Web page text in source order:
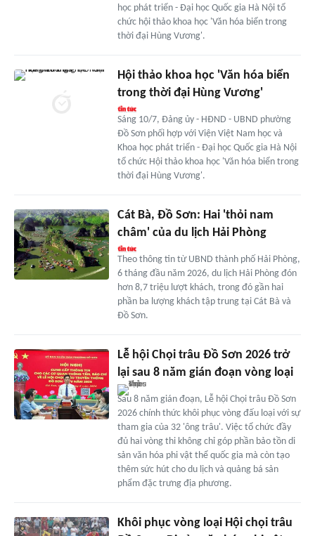
học phát triển - Đại học Quốc gia Hà Nội tổ
chức hội thảo khoa học 'Văn hóa biển trong
thời đại Hùng Vương'.
Hội thảo khoa học 'Văn hóa biển
trong thời đại Hùng Vương'
Sáng 10/7, Đảng ủy - HĐND - UBND phường
Đồ Sơn phối hợp với Viện Việt Nam học và
Khoa học phát triển - Đại học Quốc gia Hà Nội
tổ chức Hội thảo khoa học 'Văn hóa biển trong
thời đại Hùng Vương'.
Cát Bà, Đồ Sơn: Hai 'thỏi nam
châm' của du lịch Hải Phòng
Theo thông tin từ UBND thành phố Hải Phòng,
6 tháng đầu năm 2026, du lịch Hải Phòng đón
hơn 8,7 triệu lượt khách, trong đó gần hai
phần ba lượng khách tập trung tại Cát Bà và
Đồ Sơn.
Lễ hội Chọi trâu Đồ Sơn 2026 trở
lại sau 8 năm gián đoạn vòng loại
Sau 8 năm gián đoạn, Lễ hội Chọi trâu Đồ Sơn
2026 chính thức khôi phục vòng đấu loại với sự
tham gia của 32 'ông trâu'. Việc tổ chức đầy
đủ hai vòng thi không chỉ góp phần bảo tồn di
sản văn hóa phi vật thể quốc gia mà còn tạo
thêm sức hút cho du lịch và quảng bá sản
phẩm đặc trưng địa phương.
Khôi phục vòng loại Hội chọi trâu